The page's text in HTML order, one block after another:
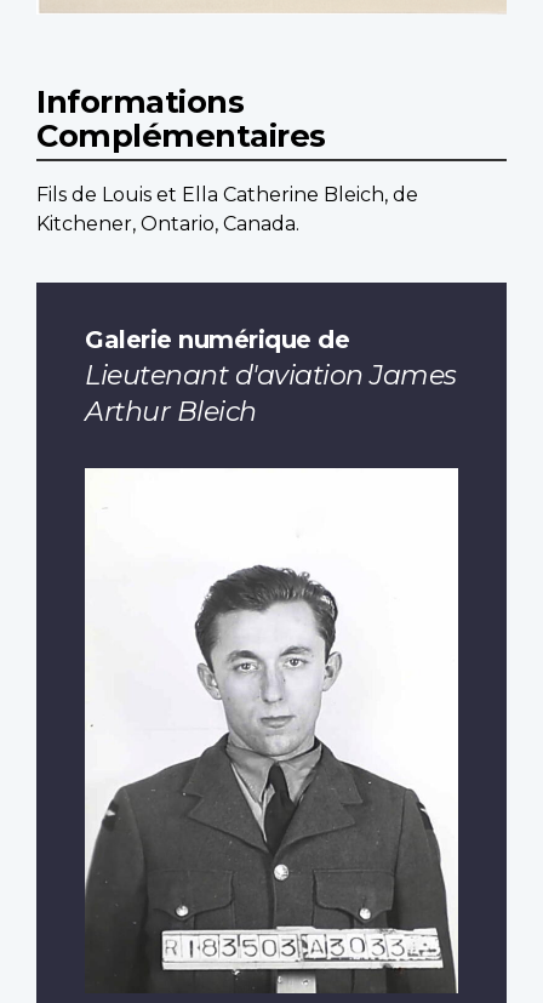
Informations
Complémentaires
Fils de Louis et Ella Catherine Bleich, de
Kitchener, Ontario, Canada.
Galerie numérique de
Lieutenant d'aviation James
Arthur Bleich